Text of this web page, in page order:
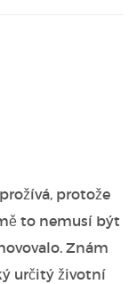
protože
to nemusí být
Znám
určitý životní